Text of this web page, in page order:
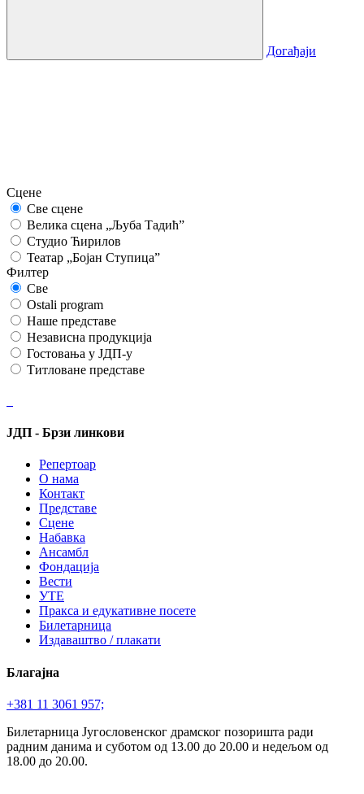
Догађаји
Сцене
Све сцене
Велика сцена „Љуба Тадић”
Студио Ћирилов
Театар „Бојан Ступица”
Филтер
Све
Ostali program
Наше представе
Независна продукција
Гостовања у ЈДП-у
Титловане представе
ЈДП - Брзи линкови
Репертоар
О нама
Контакт
Представе
Сцене
Набавка
Ансамбл
Фондација
Вести
УТЕ
Пракса и едукативне посете
Билетарница
Издаваштво / плакати
Благајна
+381 11 3061 957;
Билетарница Југословенског драмског позоришта ради
радним данима и суботом од 13.00 до 20.00 и недељом од
18.00 до 20.00.